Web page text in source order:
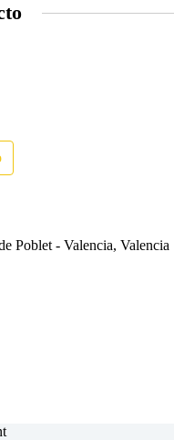
Poblet - Valencia, Valencia